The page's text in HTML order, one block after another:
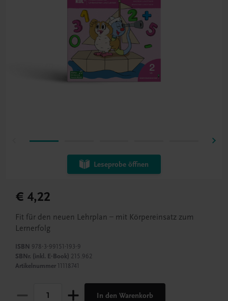
Leseprobe öffnen
€ 4,22
Fit für den neuen Lehrplan – mit Körpereinsatz zum
Lernerfolg
ISBN 978-3-99151-193-9
SBNr. (inkl. E-Book) 215.962
Artikelnummer 11118741
In den Warenkorb